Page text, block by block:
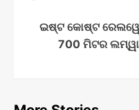
ଇଷ୍ଟ କୋଷ୍ଟ
700 ମିଟର ଲମ୍ୱା